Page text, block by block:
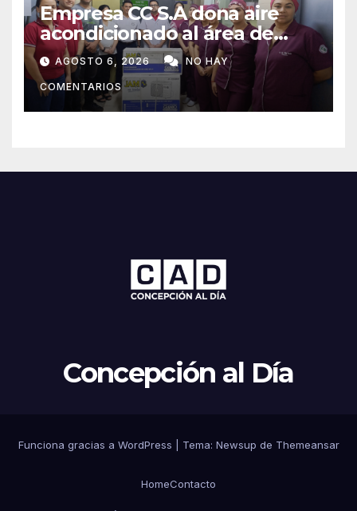
Empresa CC S.A dona aire
acondicionado al área de
maternidad del IPS de
Concepción
AGOSTO 6, 2026 NO HAY
COMENTARIOS
Concepción al Día
Funciona gracias a WordPress Tema: Newsup de Themeansar
HomeContacto